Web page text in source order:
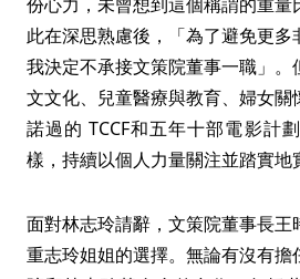
份心力，未曾想到這個稱謂的重量
此在深思熟慮後，「為了避免更多
我決定不承接文策院董事一職」。
文文化、兒童醫療與教育、婦女
諾過的 TCCF和五年十部電影計
樣，持續以個人力量關注並踏實地
面對林志玲請辭，文策院董事長
重志玲姐姐的選擇。無論有沒有